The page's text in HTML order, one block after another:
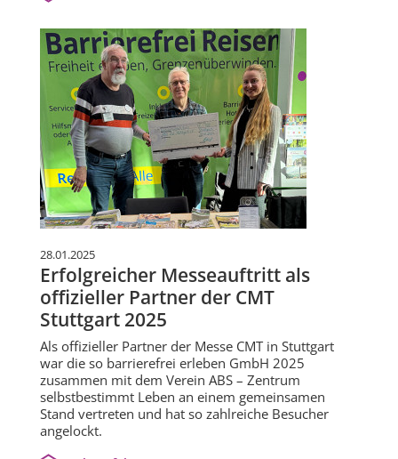
28.01.2025
Erfolgreicher Messeauftritt als
offizieller Partner der CMT
Stuttgart 2025
Als offizieller Partner der Messe CMT in Stuttgart
war die so barrierefrei erleben GmbH 2025
zusammen mit dem Verein ABS – Zentrum
selbstbestimmt Leben an einem gemeinsamen
Stand vertreten und hat so zahlreiche Besucher
angelockt.